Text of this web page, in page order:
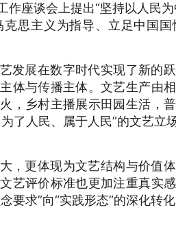
作座谈会上提出“坚持以人民
思主义为指导、立足中国
发展在数字时代实现了新的
体与传播主体。文艺生产由
，乡村主播展示田园生活，
了人民、属于人民”的文艺立
，更体现为文艺结构与价值
艺评价标准也更加注重真实
要求”向“实践形态”的深化转化